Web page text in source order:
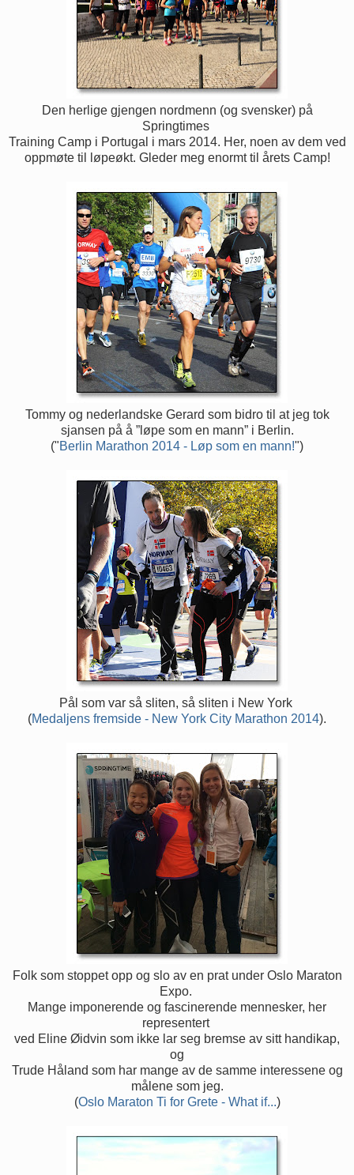
Den herlige gjengen nordmenn (og svensker) på
Springtimes
Training Camp i Portugal i mars 2014. Her, noen av dem ved
oppmøte til løpeøkt. Gleder meg enormt til årets Camp!
Tommy og nederlandske Gerard som bidro til at jeg tok
sjansen på å ”løpe som en mann” i Berlin.
("Berlin Marathon 2014 - Løp som en mann!")
Pål som var så sliten, så sliten i New York
(Medaljens fremside - New York City Marathon 2014).
Folk som stoppet opp og slo av en prat under Oslo Maraton
Expo.
Mange imponerende og fascinerende mennesker, her
representert
ved Eline Øidvin som ikke lar seg bremse av sitt handikap,
og
Trude Håland som har mange av de samme interessene og
målene som jeg.
(Oslo Maraton Ti for Grete - What if...)